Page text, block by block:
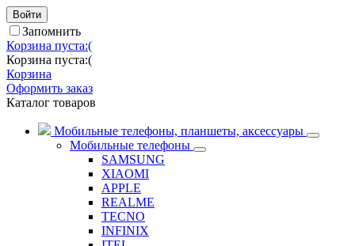
Войти
Запомнить
Корзина пуста:(
Корзина пуста:(
Корзина
Оформить заказ
Каталог товаров
Мобильные телефоны, планшеты, аксессуары
Мобильные телефоны
SAMSUNG
XIAOMI
APPLE
REALME
TECNO
INFINIX